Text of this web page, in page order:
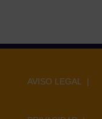
AVISO LEGAL |